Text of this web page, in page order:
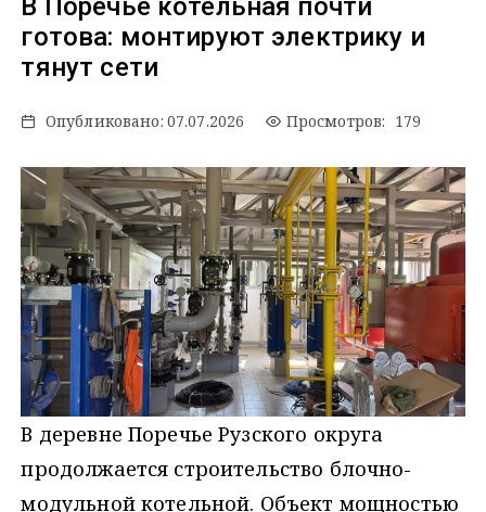
В Поречье котельная почти
готова: монтируют электрику и
тянут сети
Опубликовано: 07.07.2026 Просмотров: 179
В деревне Поречье Рузского округа
продолжается строительство блочно-
модульной котельной. Объект мощностью